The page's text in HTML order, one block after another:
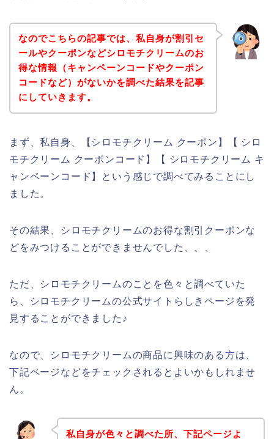
なのでこちらの記事では、私自身が割引セ
ールやクーポンなどシロモチクリームのお
得な情報（キャンペーンコードやクーポン
コードなど）がないかを調べた結果を記事
にしていきます。
まず、私自身、【シロモチクリーム クーポン】【 シロ
モチクリーム クーポンコード】【 シロモチクリーム キ
ャンペーンコード】という感じで調べてみることにし
ました。
その結果、シロモチクリームのお得な割引クーポンな
どをみつけることができませんでした、、、
ただ、シロモチクリームのことを色々と調べていた
ら、シロモチクリームの公式サイトらしきページを発
見することができました♪
なので、シロモチクリームの商品に興味のある方は、
下記ページなどをチェックされるとよいかもしれませ
ん。
私自身が色々と調べた所、下記ページよ